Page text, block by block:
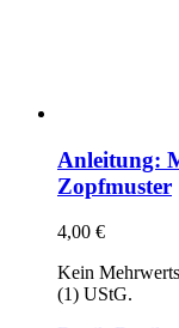
Anleitung:
Zopfmuster
4,00 €
Kein
(1) UStG.